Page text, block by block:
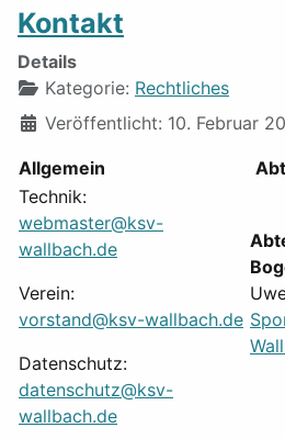
Kontakt
Details
Kategorie: Rechtliches
Veröffentlicht: 10. Februar
Allgemein
Technik:
webmaster@ksv-
wallbach.de
Verein:
vorstand@ksv-wallbach.de
Datenschutz:
datenschutz@ksv-
wallbach.de